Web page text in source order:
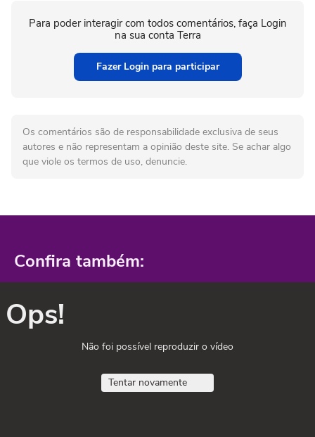
Para poder interagir com todos comentários, faça Login
na sua conta Terra
Fazer Login para participar
Os comentários são de responsabilidade exclusiva de seus
autores e não representam a opinião deste site. Se achar algo
que viole os termos de uso, denuncie.
Confira também:
Ops!
Não foi possível reproduzir o vídeo
Tentar novamente